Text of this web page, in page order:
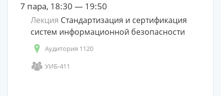
7 пара, 18:30 — 19:50
Лекция Стандартизация и сертификация
систем информационной безопасности
Аудитория 1120
УИБ-411